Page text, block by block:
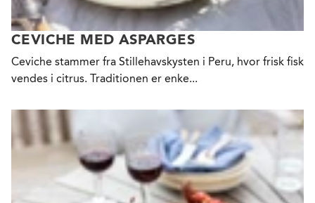
CEVICHE MED ASPARGES
Ceviche stammer fra Stillehavskysten i Peru, hvor frisk fisk
vendes i citrus. Traditionen er enke...